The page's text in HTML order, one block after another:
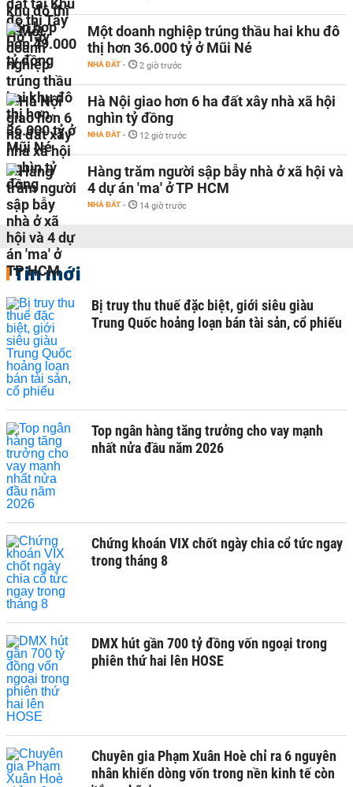
Một doanh nghiệp trúng thầu hai khu đô
thị hơn 36.000 tỷ ở Mũi Né
NHÀ ĐẤT - 2 giờ trước
Hà Nội giao hơn 6 ha đất xây nhà xã hội
nghìn tỷ đồng
NHÀ ĐẤT - 12 giờ trước
Hàng trăm người sập bẫy nhà ở xã hội và
4 dự án 'ma' ở TP HCM
NHÀ ĐẤT - 14 giờ trước
Tin mới
Bị truy thu thuế đặc biệt, giới siêu giàu
Trung Quốc hoảng loạn bán tài sản, cổ phiếu
Top ngân hàng tăng trưởng cho vay mạnh
nhất nửa đầu năm 2026
Chứng khoán VIX chốt ngày chia cổ tức ngay
trong tháng 8
DMX hút gần 700 tỷ đồng vốn ngoại trong
phiên thứ hai lên HOSE
Chuyên gia Phạm Xuân Hoè chỉ ra 6 nguyên
nhân khiến dòng vốn trong nền kinh tế còn